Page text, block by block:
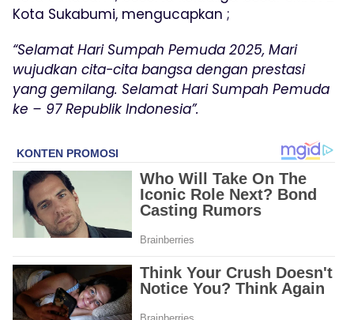
Kota Sukabumi, mengucapkan ;
“Selamat Hari Sumpah Pemuda 2025, Mari
wujudkan cita-cita bangsa dengan prestasi
yang gemilang. Selamat Hari Sumpah Pemuda
ke – 97 Republik Indonesia”.